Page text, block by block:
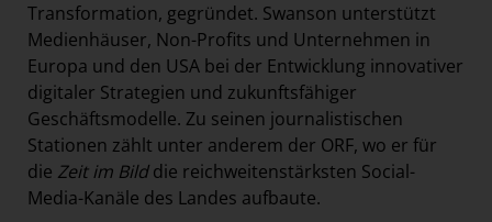
Transformation, gegründet. Swanson unterstützt
Medienhäuser, Non-Profits und Unternehmen in
Europa und den USA bei der Entwicklung innovativer
digitaler Strategien und zukunftsfähiger
Geschäftsmodelle. Zu seinen journalistischen
Stationen zählt unter anderem der ORF, wo er für
die Zeit im Bilddie reichweitenstärksten Social-
Media-Kanäle des Landes aufbaute.